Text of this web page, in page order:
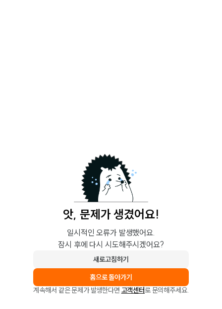
앗, 문제가 생겼어요!
일시적인 오류가 발생했어요.
잠시 후에 다시 시도해주시겠어요?
새로고침하기
홈으로 돌아가기
계속해서 같은 문제가 발생한다면 고객센터로 문의해주세요.